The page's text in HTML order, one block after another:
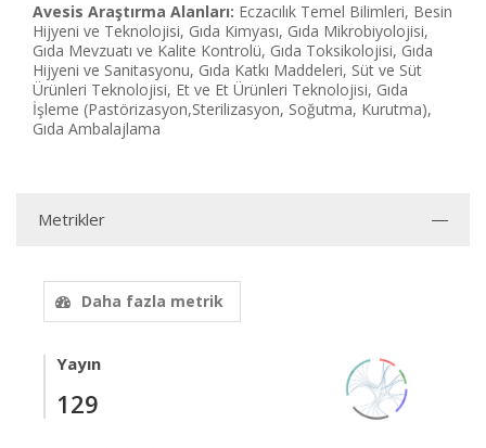
Avesis Araştırma Alanları: Eczacılık Temel Bilimleri, Besin
Hijyeni ve Teknolojisi, Gıda Kimyası, Gıda Mikrobiyolojisi,
Gıda Mevzuatı ve Kalite Kontrolü, Gıda Toksikolojisi, Gıda
Hijyeni ve Sanitasyonu, Gıda Katkı Maddeleri, Süt ve Süt
Ürünleri Teknolojisi, Et ve Et Ürünleri Teknolojisi, Gıda
İşleme (Pastörizasyon,Sterilizasyon, Soğutma, Kurutma),
Gıda Ambalajlama
Metrikler
Daha fazla metrik
Yayın
129